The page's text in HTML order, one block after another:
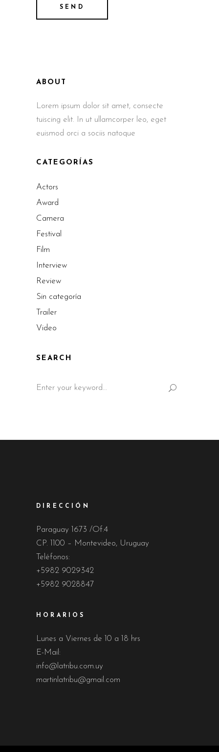
ABOUT
Lorem ipsum dolor sit amet, consecte
tuiscing elit. In ut ullamcorper leo, eget
euismod orci a sociis natoque
CATEGORÍAS
Actors
Award
Camera
Festival
Film
Interview
Review
Sin categoría
Trailer
Video
SEARCH
for:
DIRECCIÓN
Paraguay 1673 /Of.4
CP. 1100 – Montevideo, Uruguay
Teléfonos:
+5982 9029342
+5982 9028847
HORARIOS
Lunes a Viernes de 10 a 18 hrs
E-Mail:
info@latribu.com.uy
martinlatribu@gmail.com